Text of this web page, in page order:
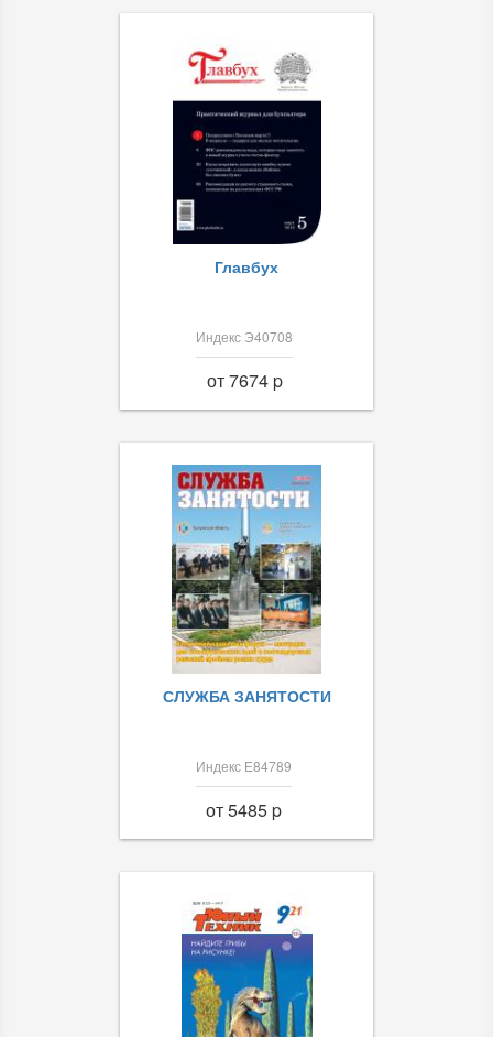
Главбух
Индекс Э40708
от 7674 p
СЛУЖБА ЗАНЯТОСТИ
Индекс Е84789
от 5485 p